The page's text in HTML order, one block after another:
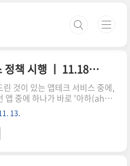
아하(aha) 무료 출금 서비스 정책 시행 ㅣ 11.18일 부터
린 것이 있는 앱테크 서비스 중에,
앱 중에 하나가 바로 '아하(aha)'
무료로 사용하다가 베이직 멤
금은 프리미엄 멤버쉽을 2개월
다. 멤버쉽의 경우 유로이기는
익이 좋아서,멤버쉽 요금을 제
13.